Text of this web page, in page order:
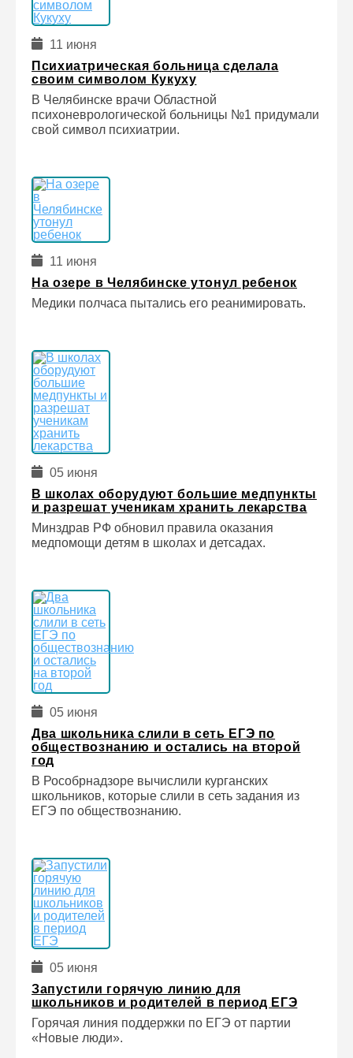
11 июня
Психиатрическая больница сделала
своим символом Кукуху
В Челябинске врачи Областной
психоневрологической больницы №1 придумали
свой символ психиатрии.
11 июня
На озере в Челябинске утонул ребенок
Медики полчаса пытались его реанимировать.
05 июня
В школах оборудуют большие медпункты
и разрешат ученикам хранить лекарства
Минздрав РФ обновил правила оказания
медпомощи детям в школах и детсадах.
05 июня
Два школьника слили в сеть ЕГЭ по
обществознанию и остались на второй
год
В Рособрнадзоре вычислили курганских
школьников, которые слили в сеть задания из
ЕГЭ по обществознанию.
05 июня
Запустили горячую линию для
школьников и родителей в период ЕГЭ
Горячая линия поддержки по ЕГЭ от партии
«Новые люди».